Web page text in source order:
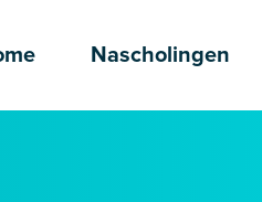
Nascholingen